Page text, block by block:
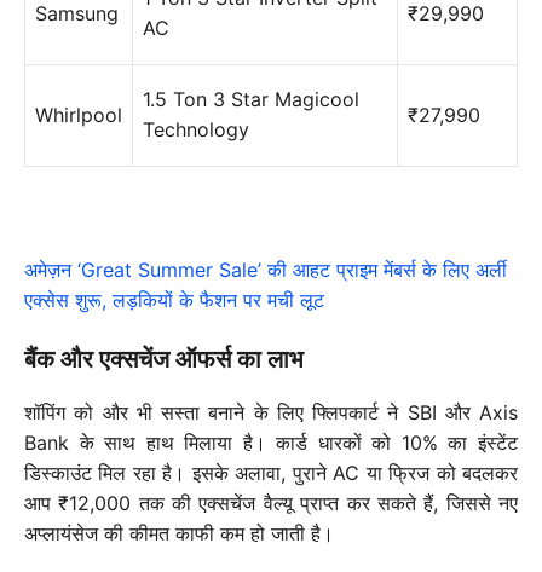
Samsung
AC
₹29,990
Whirlpool
1.5 Ton 3 Star Magicool
Technology
₹27,990
अमेज़न ‘Great Summer Sale’ की आहट प्राइम मेंबर्स के लिए अर्ली
एक्सेस शुरू, लड़कियों के फैशन पर मची लूट
बैंक और एक्सचेंज ऑफर्स का लाभ
शॉपिंग को और भी सस्ता बनाने के लिए फ्लिपकार्ट ने SBI और Axis
Bank के साथ हाथ मिलाया है। कार्ड धारकों को 10% का इंस्टेंट
डिस्काउंटमिल रहा है। इसके अलावा, पुराने AC या फ्रिज को बदलकर
आप₹12,000 तक की एक्सचेंज वैल्यूप्राप्त कर सकते हैं, जिससे नए
अप्लायंसेज की कीमत काफी कम हो जाती है।